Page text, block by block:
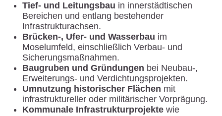
Tief- und Leitungsbau in innerstädtischen
Bereichen und entlang bestehender
Infrastrukturachsen.
Brücken-, Ufer- und Wasserbau im
Moselumfeld, einschließlich Verbau- und
Sicherungsmaßnahmen.
Baugruben und Gründungen bei Neubau-,
Erweiterungs- und Verdichtungsprojekten.
Umnutzung historischer Flächen mit
infrastruktureller oder militärischer Vorprägung.
Kommunale Infrastrukturprojekte wie